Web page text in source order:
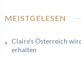
MEISTGELESEN
Claire’s Österreich
erhalten